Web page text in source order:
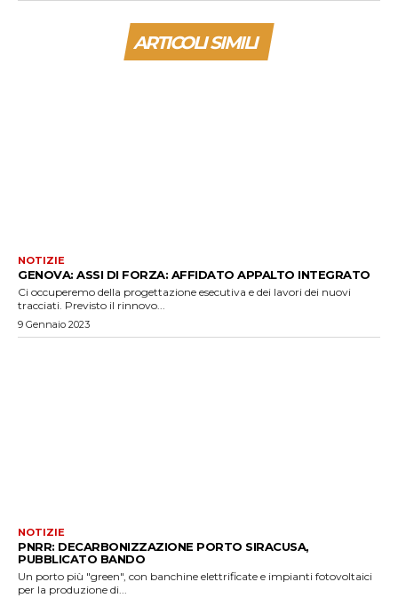
ARTICOLI SIMILI
NOTIZIE
GENOVA: ASSI DI FORZA: AFFIDATO APPALTO INTEGRATO
Ci occuperemo della progettazione esecutiva e dei lavori dei nuovi
tracciati. Previsto il rinnovo...
9 Gennaio 2023
NOTIZIE
PNRR: DECARBONIZZAZIONE PORTO SIRACUSA,
PUBBLICATO BANDO
Un porto più "green", con banchine elettrificate e impianti fotovoltaici
per la produzione di...